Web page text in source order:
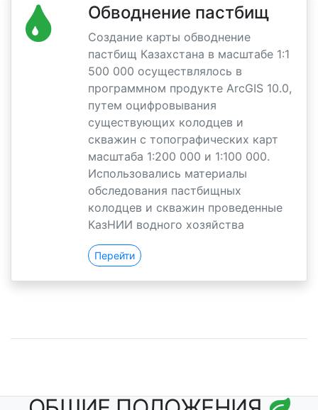
Обводнение пастбищ
Создание карты обводнение
пастбищ Казахстана в масштабе 1:1
500 000 осуществлялось в
программном продукте ArcGIS 10.0,
путем оцифровывания
существующих колодцев и
скважин с топографических карт
масштаба 1:200 000 и 1:100 000.
Использовались материалы
обследования пастбищных
колодцев и скважин проведенные
КазНИИ водного хозяйства
Перейти